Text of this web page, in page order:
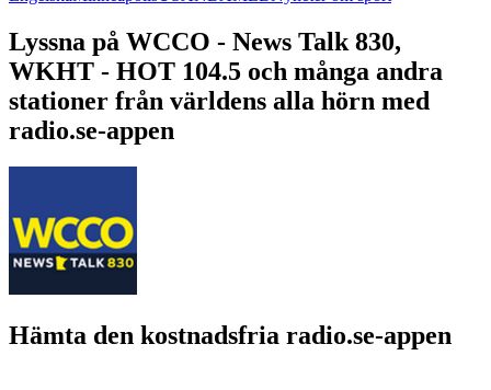
Lyssna på WCCO - News Talk 830,
WKHT - HOT 104.5 och många andra
stationer från världens alla hörn med
radio.se-appen
Hämta den kostnadsfria radio.se-appen